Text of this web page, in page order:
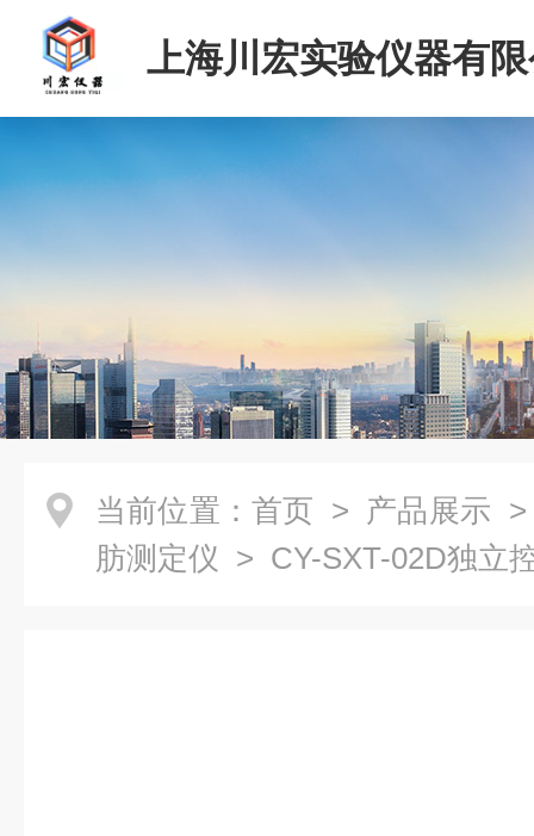
上海川宏实验仪器有
当前位置： 首页 > 产品展示
肪测定仪 > CY-SXT-02D独立